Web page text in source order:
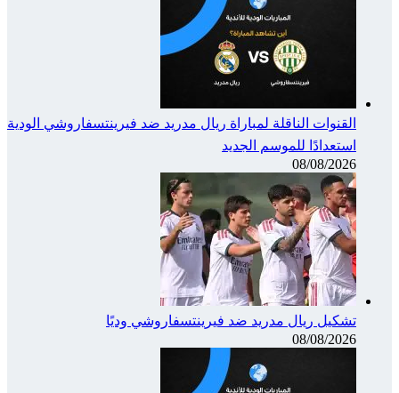
القنوات الناقلة لمباراة ريال مدريد ضد فيرينتسفاروشي الودية
استعدادًا للموسم الجديد
08/08/2026
تشكيل ريال مدريد ضد فيرينتسفاروشي وديًا
08/08/2026